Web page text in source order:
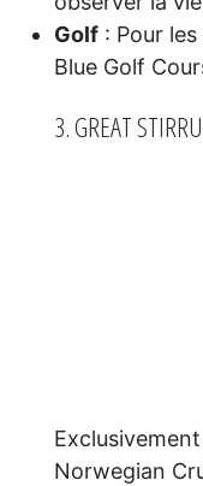
Golf: Pour les
Blue Golf
3. GREAT
Norwegian